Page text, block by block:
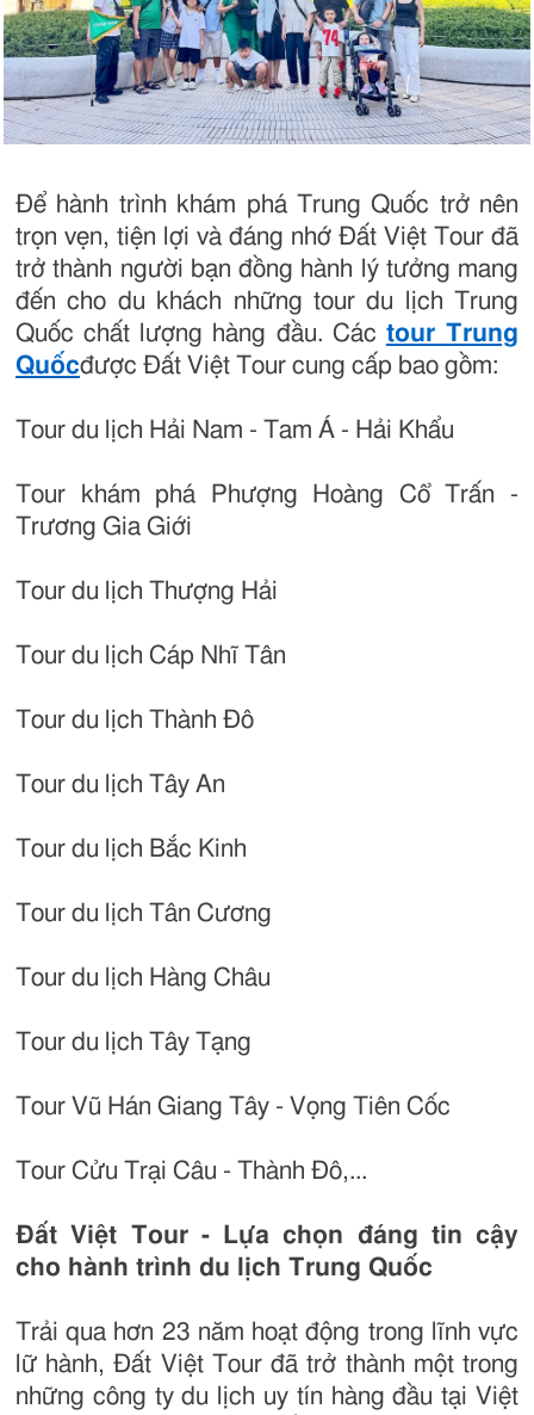
Để hành trình khám phá Trung Quốc trở nên
trọn vẹn, tiện lợi và đáng nhớ Đất Việt Tour đã
trở thành người bạn đồng hành lý tưởng mang
đến cho du khách những tour du lịch Trung
Quốc chất lượng hàng đầu. Các tour Trung
Quốcđược Đất Việt Tour cung cấp bao gồm:
Tour du lịch Hải Nam - Tam Á - Hải Khẩu
Tour khám phá Phượng Hoàng Cổ Trấn -
Trương Gia Giới
Tour du lịch Thượng Hải
Tour du lịch Cáp Nhĩ Tân
Tour du lịch Thành Đô
Tour du lịch Tây An
Tour du lịch Bắc Kinh
Tour du lịch Tân Cương
Tour du lịch Hàng Châu
Tour du lịch Tây Tạng
Tour Vũ Hán Giang Tây - Vọng Tiên Cốc
Tour Cửu Trại Câu - Thành Đô,...
Đất Việt Tour - Lựa chọn đáng tin cậy
cho hành trình du lịch Trung Quốc
Trải qua hơn 23 năm hoạt động trong lĩnh vực
lữ hành, Đất Việt Tour đã trở thành một trong
những công ty du lịch uy tín hàng đầu tại Việt